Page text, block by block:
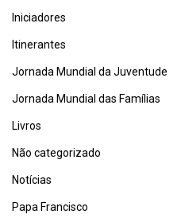
Iniciadores
Itinerantes
Jornada Mundial da Juventude
Jornada Mundial das Famílias
Livros
Não categorizado
Notícias
Papa Francisco